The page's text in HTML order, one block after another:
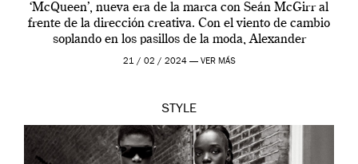
‘McQueen’, nueva era de la marca con Seán McGirr al
frente de la dirección creativa. Con el viento de cambio
soplando en los pasillos de la moda, Alexander
McQueen se prepara para una […]
21 / 02 / 2024 — VER MÁS
STYLE